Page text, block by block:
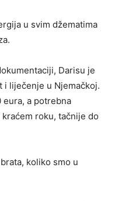
u svim džematima
Darisu je
i liječenje u Njemačkoj.
a potrebna
roku, tačnije do
koliko smo u